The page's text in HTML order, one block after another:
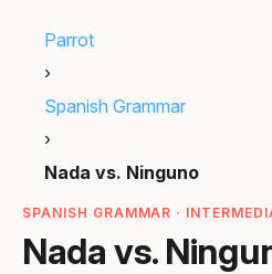
Parrot
›
Spanish Grammar
›
Nada vs. Ninguno
SPANISH GRAMMAR ·
Nada vs.